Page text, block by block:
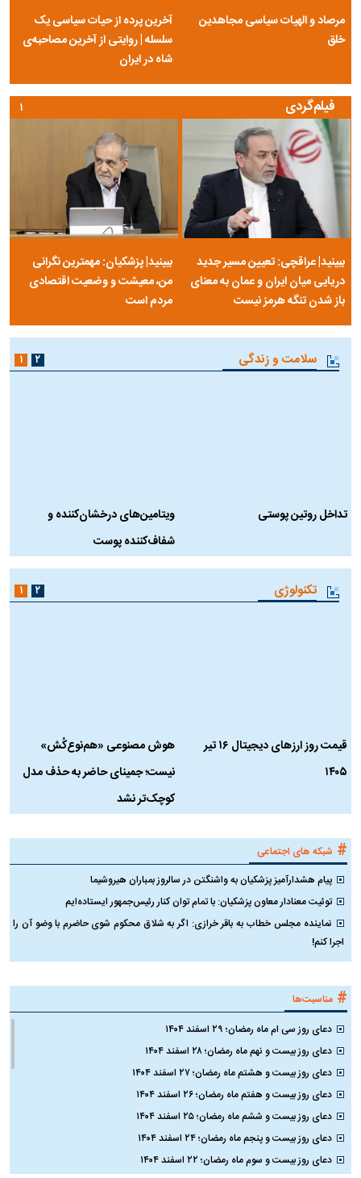
مرصاد و الهیات سیاسی مجاهدین
خلق
آخرین پرده از حیات سیاسی یک
سلسله | روایتی از آخرین مصاحبه‌ی
شاه در ایران
فیلم‌گردی
ببینید| عراقچی: تعیین مسیر جدید
دریایی میان ایران و عمان به معنای
باز شدن تنگه هرمز نیست
ببینید| پزشکیان: مهمترین نگرانی
من، معیشت و وضعیت اقتصادی
مردم است
۱
سلامت و زندگی
تداخل روتین پوستی
ویتامین‌های درخشان‌کننده و
شفاف‌کننده پوست
۱ ۲
تکنولوژی
قیمت روز ارز‌های دیجیتال ۱۶ تیر
۱۴۰۵
هوش مصنوعی «هم‌نوع‌کُش»
نیست؛ جمینای حاضر به حذف مدل
کوچک‌تر نشد
۱ ۲
# شبکه های اجتماعی
پیام هشدارآمیز پزشکیان به واشنگتن در سالروز بمباران هیروشیما
توئیت معنادار معاون پزشکیان: با تمام توان کنار رئیس‌جمهور ایستاده‌ایم
نماینده مجلس خطاب به باقر خرازی: اگر به شلاق محکوم شوی حاضرم با وضو آن را
اجرا کنم!
# مناسبت‌ها
دعای روز سی ام ماه رمضان؛ ۲۹ اسفند ۱۴۰۴
دعای روز بیست و نهم ماه رمضان؛ ۲۸ اسفند ۱۴۰۴
دعای روز بیست و هشتم ماه رمضان؛ ۲۷ اسفند ۱۴۰۴
دعای روز بیست و هفتم ماه رمضان؛ ۲۶ اسفند ۱۴۰۴
دعای روز بیست و ششم ماه رمضان؛ ۲۵ اسفند ۱۴۰۴
دعای روز بیست و پنجم ماه رمضان؛ ۲۴ اسفند ۱۴۰۴
دعای روز بیست و سوم ماه رمضان؛ ۲۲ اسفند ۱۴۰۴